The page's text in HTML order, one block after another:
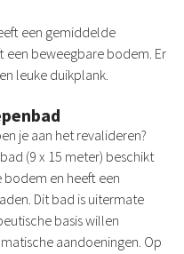
een gemiddelde
een beweegbare bodem. Er
leuke duikplank.
je aan het revalideren?
(9 x 15 meter) beschikt
en heeft een
Dit bad is uitermate
basis willen
aandoeningen. Op